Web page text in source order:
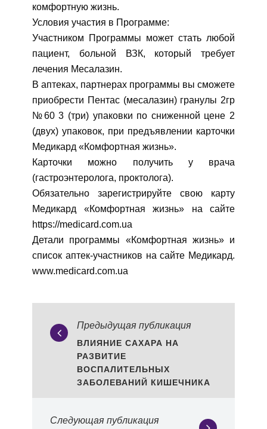
комфортную жизнь.
Условия участия в Программе:
Участником Программы может стать любой
пациент, больной ВЗК, который требует
лечения Месалазин.
В аптеках, партнерах программы вы сможете
приобрести Пентас (месалазин) гранулы 2гр
№60 3 (три) упаковки по сниженной цене 2
(двух) упаковок, при предъявлении карточки
Медикард «Комфортная жизнь».
Карточки можно получить у врача
(гастроэнтеролога, проктолога).
Обязательно зарегистрируйте свою карту
Медикард «Комфортная жизнь» на сайте
https://medicard.com.ua
Детали программы «Комфортная жизнь» и
список аптек-участников на сайте Медикард.
www.medicard.com.ua
Предыдущая публикация
ВЛИЯНИЕ САХАРА НА
РАЗВИТИЕ
ВОСПАЛИТЕЛЬНЫХ
ЗАБОЛЕВАНИЙ КИШЕЧНИКА
Следующая публикация